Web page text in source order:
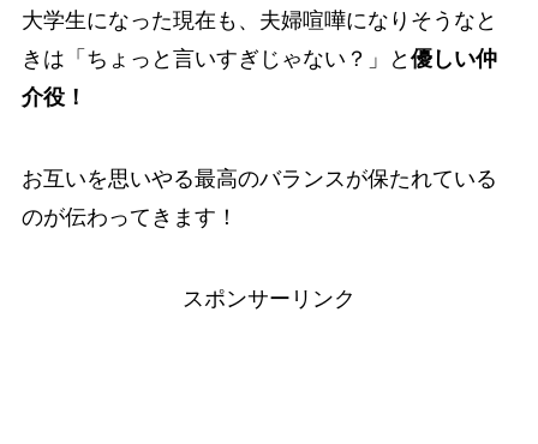
大学生になった現在も、夫婦喧嘩になりそうなと
きは「ちょっと言いすぎじゃない？」と 優しい仲
介役！
お互いを思いやる最高のバランスが保たれている
のが伝わってきます！
スポンサーリンク